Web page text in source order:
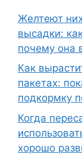
Желтеют
высадки:
почему она
Как
пакетах:
подкормку
Когда
хорошо